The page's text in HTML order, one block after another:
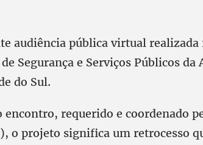
audiência pública virtual
Segurança e Serviços Públicos da
do Sul.
encontro, requerido e coordenado
o projeto significa um retrocesso